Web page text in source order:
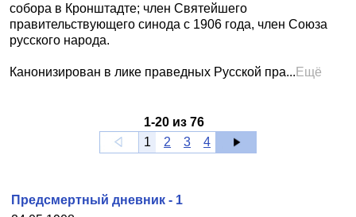
собора в Кронштадте; член Святейшего
правительствующего синода с 1906 года, член Союза
русского народа.
Канонизирован в лике праведных Русской пра... Ещё
1-20из 76
1
2 3 4
Предсмертный дневник - 1